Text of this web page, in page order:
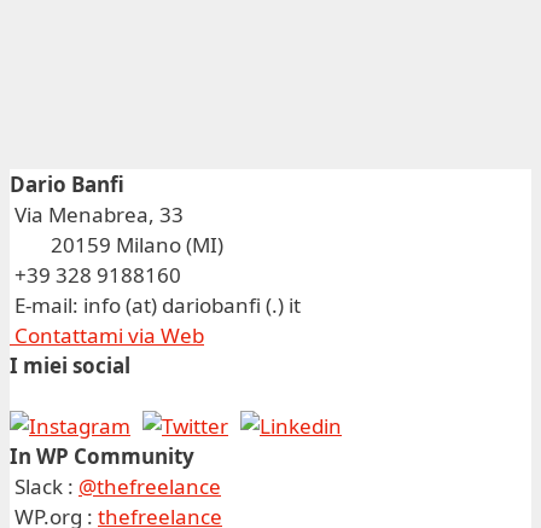
Dario Banfi
Via Menabrea, 33
20159 Milano (MI)
+39 328 9188160
E-mail: info (at) dariobanfi (.) it
Contattami via Web
I miei social
In WP Community
Slack : @thefreelance
WP.org : thefreelance